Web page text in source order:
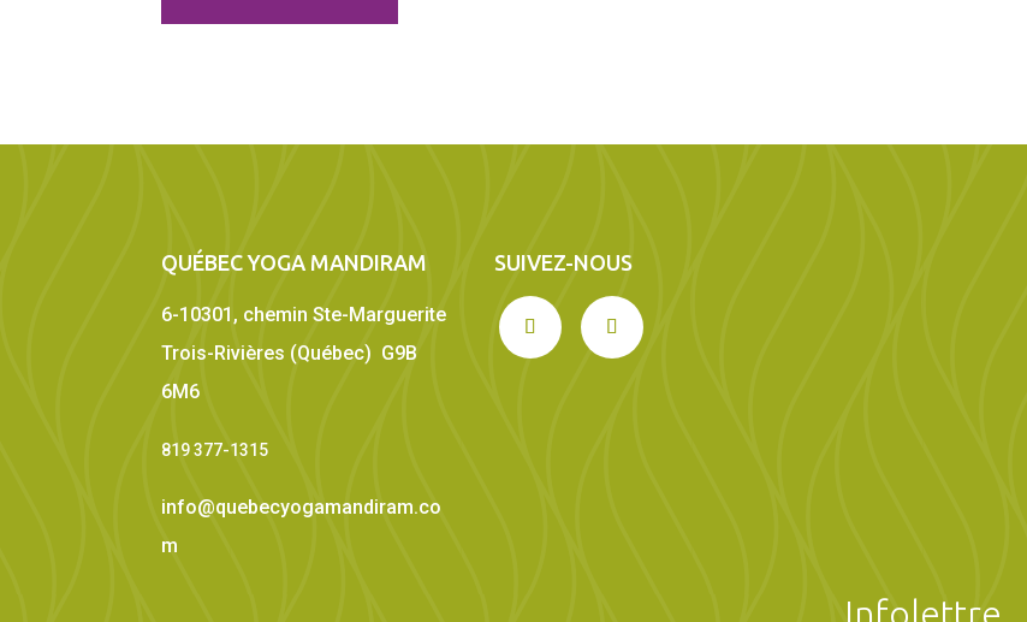
QUÉBEC YOGA MANDIRAM
6-10301, chemin Ste-Marguerite
Trois-Rivières (Québec) G9B
6M6
819 377-1315
info@quebecyogamandiram.co
m
SUIVEZ-NOUS